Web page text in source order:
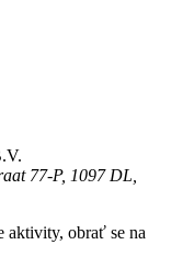
77-P, 1097 DL,
aktivity, obrať se na